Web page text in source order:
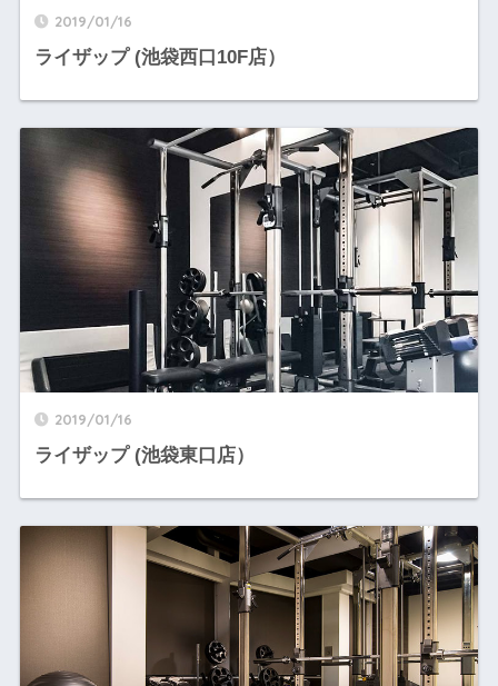
2019/01/16
ライザップ (池袋西口10F店）
2019/01/16
ライザップ (池袋東口店）